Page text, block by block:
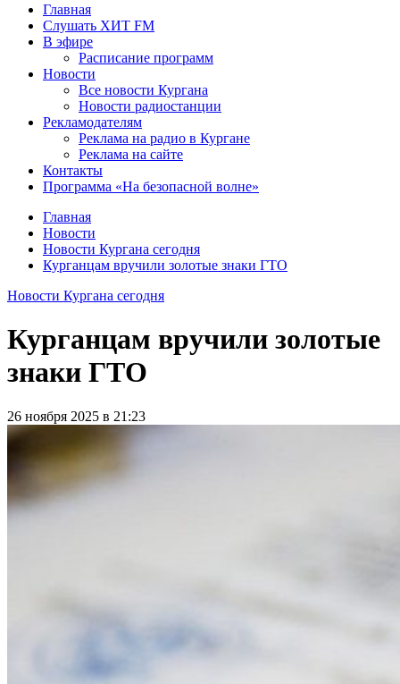
Главная
Слушать ХИТ FM
В эфире
Расписание программ
Новости
Все новости Кургана
Новости радиостанции
Рекламодателям
Реклама на радио в Кургане
Реклама на сайте
Контакты
Программа «На безопасной волне»
Главная
Новости
Новости Кургана сегодня
Курганцам вручили золотые знаки ГТО
Новости Кургана сегодня
Курганцам вручили золотые
знаки ГТО
26 ноября 2025 в 21:23